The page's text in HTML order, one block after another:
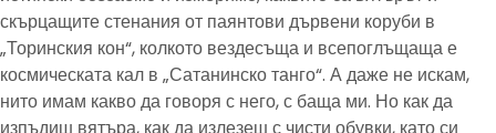
скърцащите стенания от паянтови дървени коруби в
„Торинския кон“, колкото вездесъща и всепоглъщаща е
космическата кал в „Сатанинско танго“. А даже не искам,
нито имам какво да говоря с него, с баща ми. Но как да